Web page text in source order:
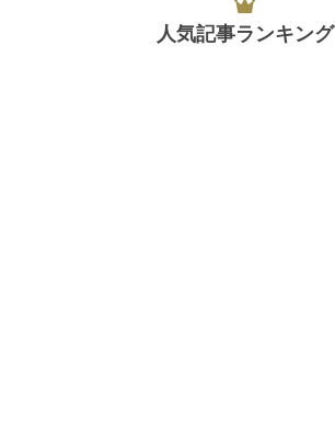
人気記事ランキング